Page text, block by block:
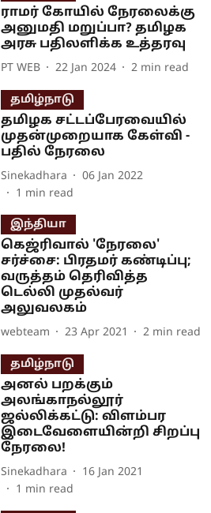
ராமர் கோயில் நேரலைக்கு
அனுமதி மறுப்பா? தமிழக
அரசு பதிலளிக்க உத்தரவு
PT WEB 22 Jan 2024 2 min read
தமிழ்நாடு
தமிழக சட்டப்பேரவையில்
முதன்முறையாக கேள்வி -
பதில் நேரலை
Sinekadhara
06 Jan 2022
1 min read
இந்தியா
கெஜ்ரிவால் 'நேரலை'
சர்ச்சை: பிரதமர் கண்டிப்பு;
வருத்தம் தெரிவித்த
டெல்லி முதல்வர்
அலுவலகம்
webteam 23 Apr 2021 2 min read
தமிழ்நாடு
அனல் பறக்கும்
அலங்காநல்லூர்
ஜல்லிக்கட்டு: விளம்பர
இடைவேளையின்றி சிறப்பு
நேரலை!
Sinekadhara
16 Jan 2021
1 min read